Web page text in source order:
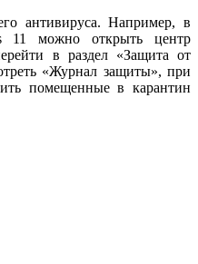
антивируса. Например, в
11 можно открыть центр
в раздел «Защита от
«Журнал защиты», при
помещенные в карантин